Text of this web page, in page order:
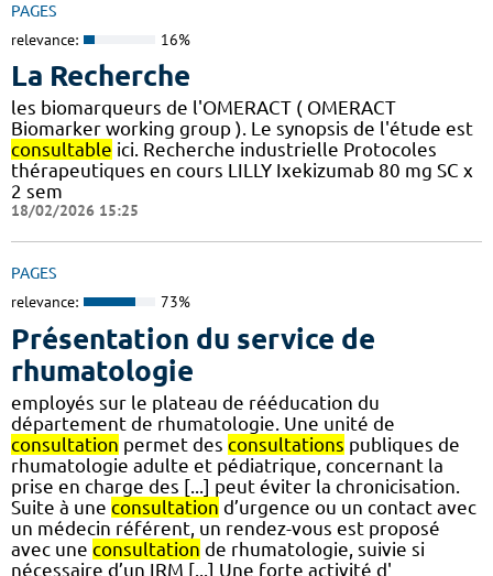
PAGES
relevance: 16%
La Recherche
les biomarqueurs de l'OMERACT ( OMERACT
Biomarker working group ). Le synopsis de l'étude est
consultable ici. Recherche industrielle Protocoles
thérapeutiques en cours LILLY Ixekizumab 80 mg SC x
2 sem
18/02/2026 15:25
PAGES
relevance: 73%
Présentation du service de
rhumatologie
employés sur le plateau de rééducation du
département de rhumatologie. Une unité de
consultation permet des consultations publiques de
rhumatologie adulte et pédiatrique, concernant la
prise en charge des [...] peut éviter la chronicisation.
Suite à une consultation d’urgence ou un contact avec
un médecin référent, un rendez-vous est proposé
avec une consultation de rhumatologie, suivie si
nécessaire d’un IRM [...] Une forte activité d'